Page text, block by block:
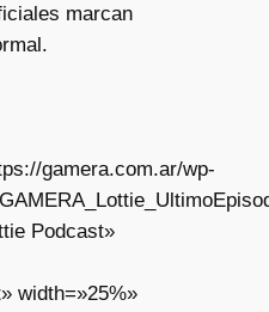
marcan
gamera.com.ar/wp-
Podcast»
width=»25%»